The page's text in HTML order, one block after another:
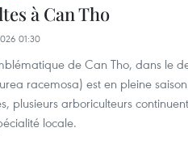
à Can Tho
01:30
de Can Tho, dans le
racemosa) est en pleine
plusieurs arboriculteurs
locale.